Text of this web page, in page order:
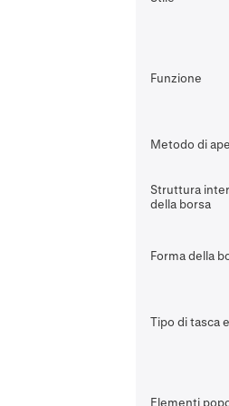
Funzione
Metodo di
Struttura
della borsa
Forma della
Tipo di tasca
Elementi